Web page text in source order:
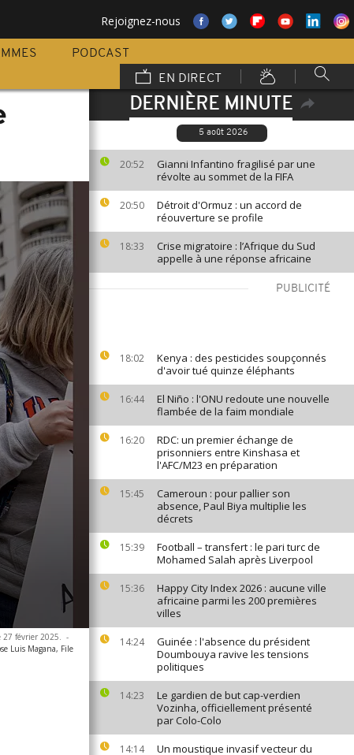
Rejoignez-nous
PODCAST
EN DIRECT
DERNIÈRE MINUTE
5 août 2026
20:52
Gianni Infantino fragilisé par une
révolte au sommet de la FIFA
20:50
Détroit d'Ormuz : un accord de
réouverture se profile
18:33
Crise migratoire : l’Afrique du Sud
appelle à une réponse africaine
PUBLICITÉ
18:02
Kenya : des pesticides soupçonnés
d'avoir tué quinze éléphants
16:44
El Niño : l'ONU redoute une nouvelle
flambée de la faim mondiale
16:20
RDC: un premier échange de
prisonniers entre Kinshasa et
l'AFC/M23 en préparation
15:45
Cameroun : pour pallier son
absence, Paul Biya multiplie les
décrets
15:39
Football – transfert : le pari turc de
Mohamed Salah après Liverpool
15:36
Happy City Index 2026 : aucune ville
africaine parmi les 200 premières
villes
14:24
Guinée : l'absence du président
Doumbouya ravive les tensions
politiques
14:23
Le gardien de but cap-verdien
Vozinha, officiellement présenté
par Colo-Colo
14:14
Un moustique invasif vecteur du
27 février 2025. -
Luis Magana, File